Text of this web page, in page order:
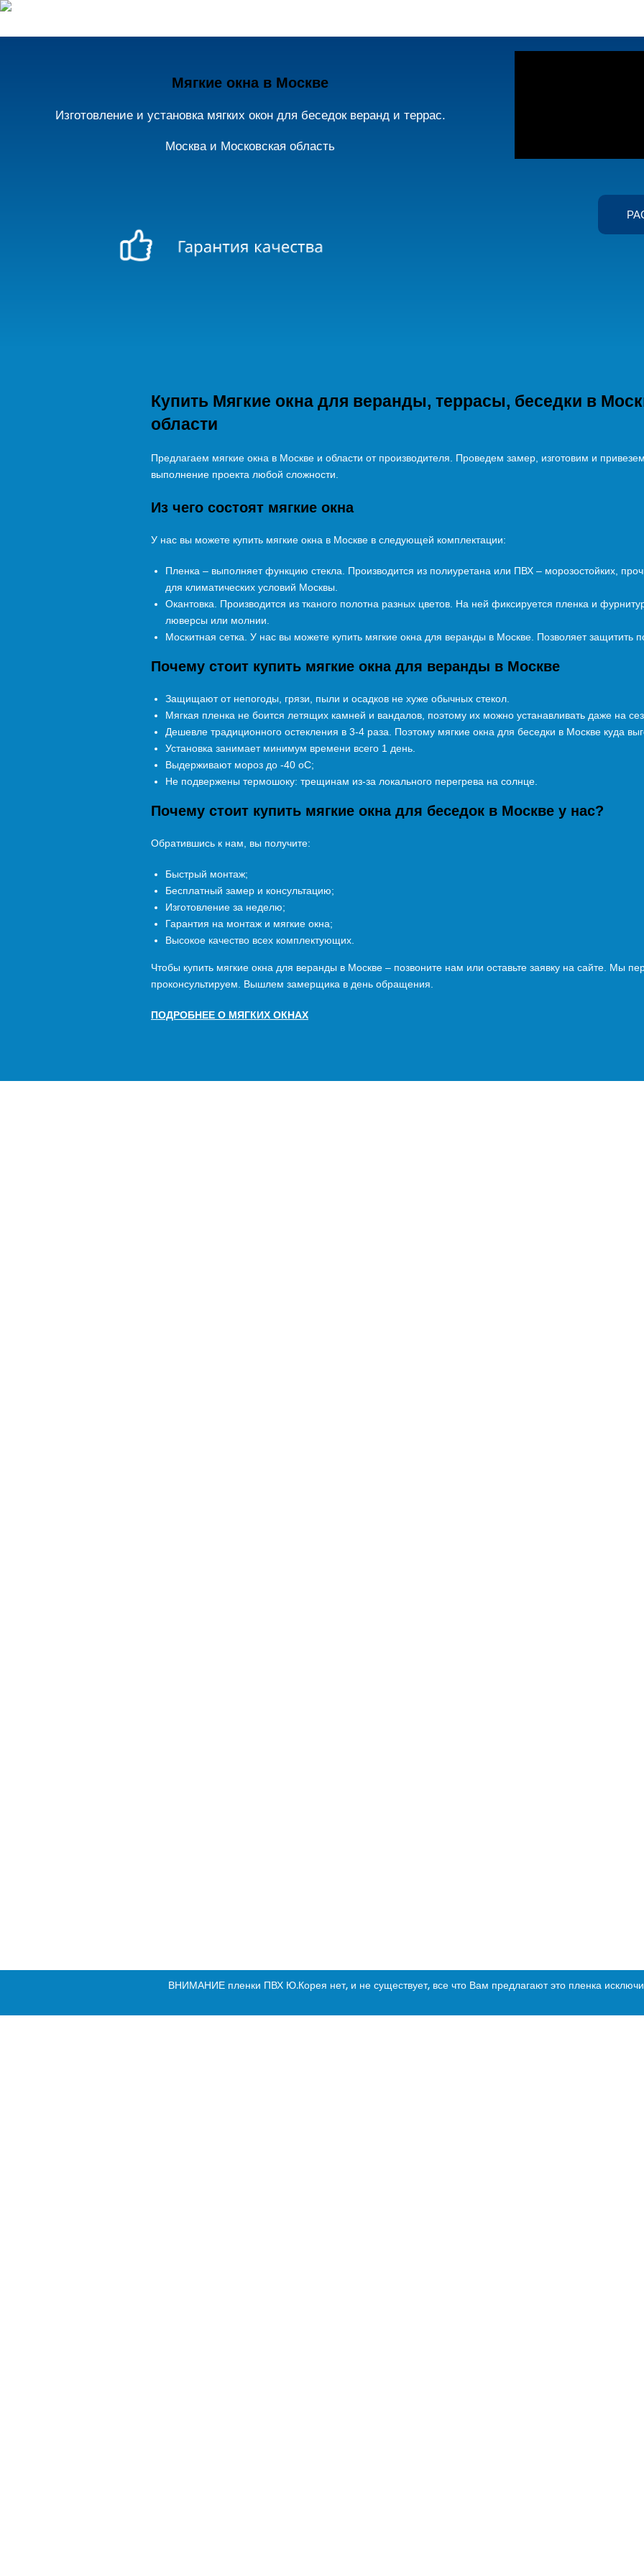
Мягкие окна в Москве
Изготовление и установка мягких окон для беседок веранд и террас.
Москва и Московская область
Купить Мягкие окна для веранды, террасы, беседки в
области
Предлагаем мягкие окна в Москве и области от производителя. Проведем замер, изготовим и
выполнение проекта любой сложности.
Из чего состоят мягкие окна
У нас вы можете купить мягкие окна в Москве в следующей комплектации:
Пленка – выполняет функцию стекла. Производится из полиуретана или ПВХ – морозостойких,
для климатических условий Москвы.
Окантовка. Производится из тканого полотна разных цветов. На ней фиксируется пленка и
люверсы или молнии.
Москитная сетка. У нас вы можете купить мягкие окна для веранды в Москве. Позволяет защитить
Почему стоит купить мягкие окна для веранды в Москве
Защищают от непогоды, грязи, пыли и осадков не хуже обычных стекол.
Мягкая пленка не боится летящих камней и вандалов, поэтому их можно устанавливать даже на
Дешевле традиционного остекления в 3-4 раза. Поэтому мягкие окна для беседки в Москве куда
Установка занимает минимум времени всего 1 день.
Выдерживают мороз до -40 оС;
Не подвержены термошоку: трещинам из-за локального перегрева на солнце.
Почему стоит купить мягкие окна для беседок в Москве у нас?
Обратившись к нам, вы получите:
Быстрый монтаж;
Бесплатный замер и консультацию;
Изготовление за неделю;
Гарантия на монтаж и мягкие окна;
Высокое качество всех комплектующих.
Чтобы купить мягкие окна для веранды в Москве – позвоните нам или оставьте заявку на сайте. Мы
проконсультируем. Вышлем замерщика в день обращения.
ПОДРОБНЕЕ О МЯГКИХ ОКНАХ
ВНИМАНИЕ пленки ПВХ Ю.Корея нет, и не существует, все что Вам предлагают это пленка